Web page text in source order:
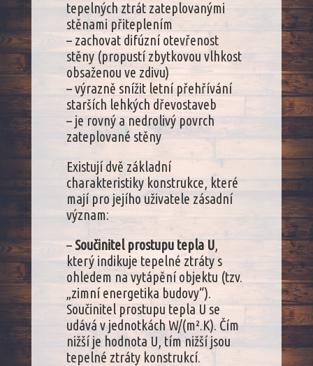
tepelných ztrát zateplovanými
stěnami přiteplením
– zachovat difúzní otevřenost
stěny (propustí zbytkovou vlhkost
obsaženou ve zdivu)
– výrazně snížit letní přehřívání
starších lehkých dřevostaveb
– je rovný a nedrolivý povrch
zateplované stěny
Existují dvě základní
charakteristiky konstrukce, které
mají pro jejího uživatele zásadní
význam:
– Součinitel prostupu tepla U,
který indikuje tepelné ztráty s
ohledem na vytápění objektu (tzv.
„zimní energetika budovy“).
Součinitel prostupu tepla U se
udává v jednotkách W/(m².K). Čím
nižší je hodnota U, tím nižší jsou
tepelné ztráty konstrukcí.